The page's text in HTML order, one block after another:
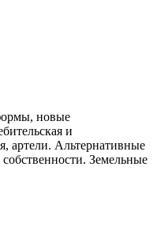
новые
и
артели. Альтернативные
Земельные